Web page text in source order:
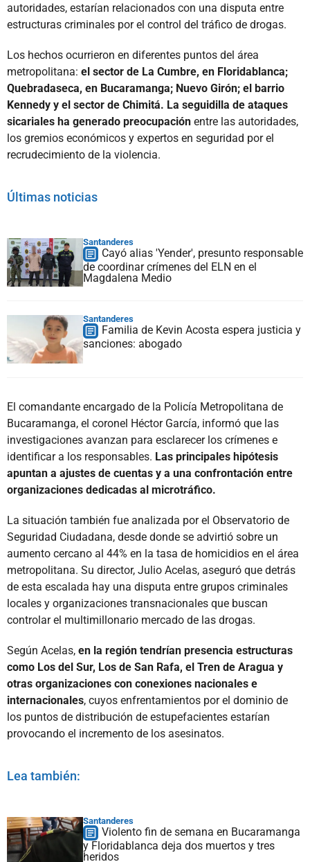
autoridades, estarían relacionados con una disputa entre
estructuras criminales por el control del tráfico de drogas.
Los hechos ocurrieron en diferentes puntos del área
metropolitana: el sector de La Cumbre, en Floridablanca;
Quebradaseca, en Bucaramanga; Nuevo Girón; el barrio
Kennedy y el sector de Chimitá. La seguidilla de ataques
sicariales ha generado preocupación entre las autoridades,
los gremios económicos y expertos en seguridad por el
recrudecimiento de la violencia.
Últimas noticias
Santanderes
Cayó alias 'Yender', presunto responsable
de coordinar crímenes del ELN en el
Magdalena Medio
Santanderes
Familia de Kevin Acosta espera justicia y
sanciones: abogado
El comandante encargado de la Policía Metropolitana de
Bucaramanga, el coronel Héctor García, informó que las
investigaciones avanzan para esclarecer los crímenes e
identificar a los responsables. Las principales hipótesis
apuntan a ajustes de cuentas y a una confrontación entre
organizaciones dedicadas al microtráfico.
La situación también fue analizada por el Observatorio de
Seguridad Ciudadana, desde donde se advirtió sobre un
aumento cercano al 44% en la tasa de homicidios en el área
metropolitana. Su director, Julio Acelas, aseguró que detrás
de esta escalada hay una disputa entre grupos criminales
locales y organizaciones transnacionales que buscan
controlar el multimillonario mercado de las drogas.
Según Acelas, en la región tendrían presencia estructuras
como Los del Sur, Los de San Rafa, el Tren de Aragua y
otras organizaciones con conexiones nacionales e
internacionales, cuyos enfrentamientos por el dominio de
los puntos de distribución de estupefacientes estarían
provocando el incremento de los asesinatos.
Lea también:
Santanderes
Violento fin de semana en Bucaramanga
y Floridablanca deja dos muertos y tres
heridos